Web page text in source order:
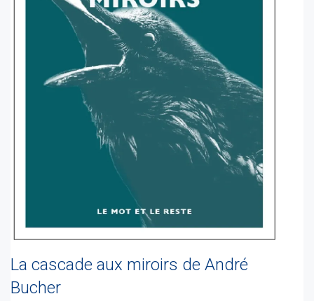
La cascade aux miroirs de André
Bucher